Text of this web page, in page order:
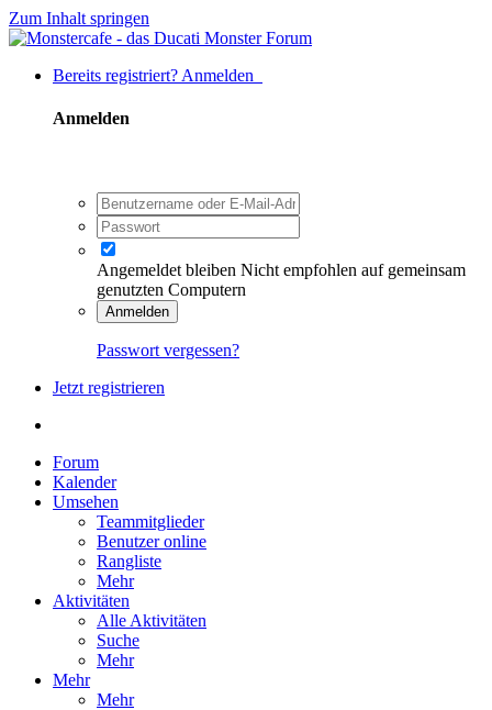
Zum Inhalt springen
Bereits registriert? Anmelden
Anmelden
Angemeldet bleiben Nicht empfohlen auf gemeinsam
genutzten Computern
Anmelden
Passwort vergessen?
Jetzt registrieren
Forum
Kalender
Umsehen
Teammitglieder
Benutzer online
Rangliste
Mehr
Aktivitäten
Alle Aktivitäten
Suche
Mehr
Mehr
Mehr